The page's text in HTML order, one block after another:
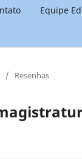
Equipe
/ Resenhas